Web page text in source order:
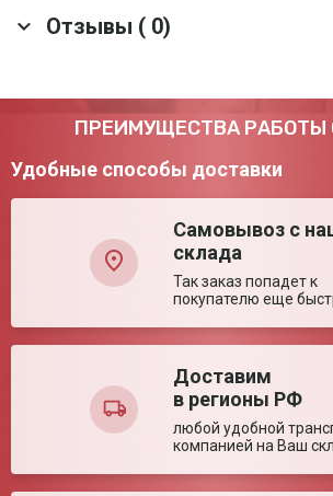
Оснащение
Привод
Механический
Количество боковых
2
Тип боковых
складные
Атравматические
угловые бампера
Торцевые спинки
Съёмные
Материал
ложементов
Сталь
привод с червячной
3 шт.
Тип тормозного
педальный тормоз
Материал боковых
Металл
Скачать все документы
Отзывы ( 0)
Оставить отзыв
Ваша оценка:
ПРЕИМУЩЕСТВА РАБОТЫ
Удобные способы доставки
Самовывоз с
склада
Так заказ попадет к
покупателю еще
Доставим
в регионы РФ
любой удобной
компанией на Ваш